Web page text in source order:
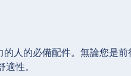
人的必備配件。無論您是
性。